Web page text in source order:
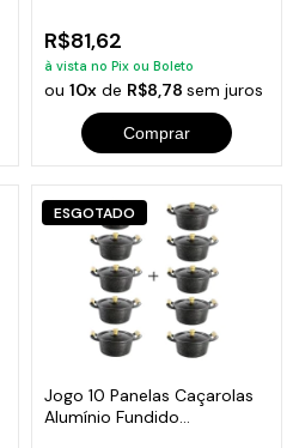
R$81,62
à vista no Pix ou Boleto
ou 10xde R$8,78 sem juros
Comprar
ESGOTADO
Jogo 10 Panelas Caçarolas
Alumínio Fundido